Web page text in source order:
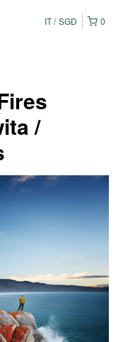
0
IT SGD
/